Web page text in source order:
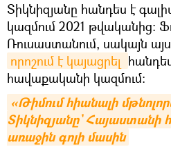
Տիկնիզյանը հանդես է
կազմում 2021 թվականից։
Ռուսաստանում, սակայն
որոշում է կայացրել
հավաքականի կազմում։
«Թիմում հիանալի
Տիկնիզյանը` Հայաստանի
առաջին գոլի մասին